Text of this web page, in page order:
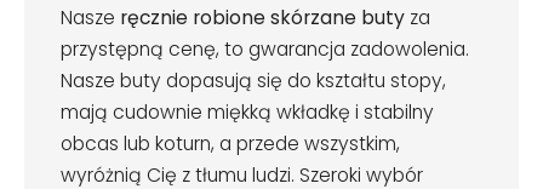
Nasze ręcznie robione skórzane buty za
przystępną cenę, to gwarancja zadowolenia.
Nasze buty dopasują się do kształtu stopy,
mają cudownie miękką wkładkę i stabilny
obcas lub koturn, a przede wszystkim,
wyróżnią Cię z tłumu ludzi. Szeroki wybór